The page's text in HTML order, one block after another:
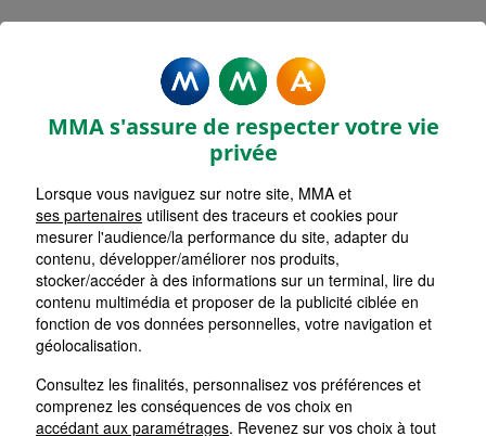
Rechercher une agence par code postal ou ville
Commencez à taper pour voir les suggestions de
Aucune suggestion disponible
LISTE AGENCES
HORAIRES D'AUJOURD'HUI
09h00 - 12h00 / 14h30 - 18h00
2 TOULON SAINT JEAN DU VAR
HORAIRES D'AUJOURD'HUI
09h15 - 13h00 / 14h00 - 16h00
3 HYERES LA MOUTONNE
MMA s'assure de respecter votre vie
privée
Lorsque vous naviguez sur notre site, MMA et
ses partenaires utilisent des traceurs et cookies pour
mesurer l'audience/la performance du site, adapter du
contenu, développer/améliorer nos produits,
stocker/accéder à des informations sur un terminal, lire du
contenu multimédia et proposer de la publicité ciblée en
fonction de vos données personnelles, votre navigation et
géolocalisation.
Consultez les finalités, personnalisez vos préférences et
comprenez les conséquences de vos choix en
accédant aux paramétrages. Revenez sur vos choix à tout